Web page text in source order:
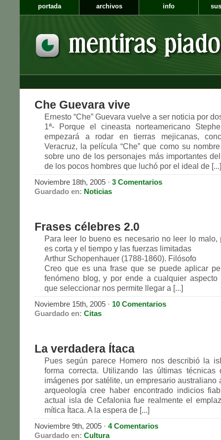
portada archivos info
Che Guevara vive
Ernesto “Che” Guevara vuelve a ser noticia por
1ª- Porque el cineasta norteamericano
empezará a rodar en tierras mejicanas,
Veracruz, la película “Che” que como su
sobre uno de los personajes más importantes
de los pocos hombres que luchó por el ideal de [...]
Noviembre 18th, 2005 · 3 Comentarios
Guardado en: Noticias
Frases célebres 2.0
Para leer lo bueno es necesario no leer lo malo,
es corta y el tiempo y las fuerzas limitadas
Arthur Schopenhauer (1788-1860). Filósofo
Creo que es una frase que se puede aplicar
fenómeno blog, y por ende a cualquier
que seleccionar nos permite llegar a [...]
Noviembre 15th, 2005 · 10 Comentarios
Guardado en: Citas
La verdadera Ítaca
Pues según parece Homero nos describió la
forma correcta. Utilizando las últimas técnicas
imágenes por satélite, un empresario australiano
arqueología cree haber encontrado indicios
actual isla de Cefalonia fue realmente el
mítica Ítaca. A la espera de [...]
Noviembre 9th, 2005 · 4 Comentarios
Guardado en: Cultura